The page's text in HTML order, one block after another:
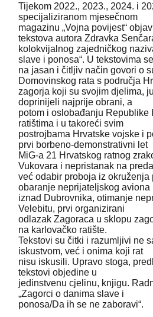
Tijekom 2022., 2023., 2024. i
specijaliziranom mjesečnom
magazinu „Vojna povijest“
tekstova autora Zdravka
kolokvijalnog zajedničkog
slave i ponosa“. U tekstovima se
na jasan i čitljiv način govori o
Domovinskog rata s područja
zagorja koji su svojim djelima,
doprinijeli najprije obrani, a
potom i oslobađanju Republike
ratištima i u takoreći svim
postrojbama Hrvatske vojske i
prvi borbeno-demonstrativni let
MiG-a 21 Hrvatskog ratnog
Vukovara i nepristanak na
već odabir proboja iz okruženja
obaranje neprijateljskog aviona
iznad Dubrovnika, otimanje
Velebitu, prvi organizirani
odlazak Zagoraca u sklopu
na karlovačko ratište.
Tekstovi su čitki i razumljivi ne
iskustvom, već i onima koji rat
nisu iskusili. Upravo stoga,
tekstovi objedine u
jedinstvenu cjelinu, knjigu.
„Zagorci o danima slave i
ponosa/Da ih se ne zaboravi“.